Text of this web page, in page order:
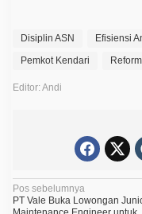
Disiplin ASN Efisiensi
Pemkot Kendari
Editor: Andi
N
Pos sebelumnya
PT Vale Buka Lowongan